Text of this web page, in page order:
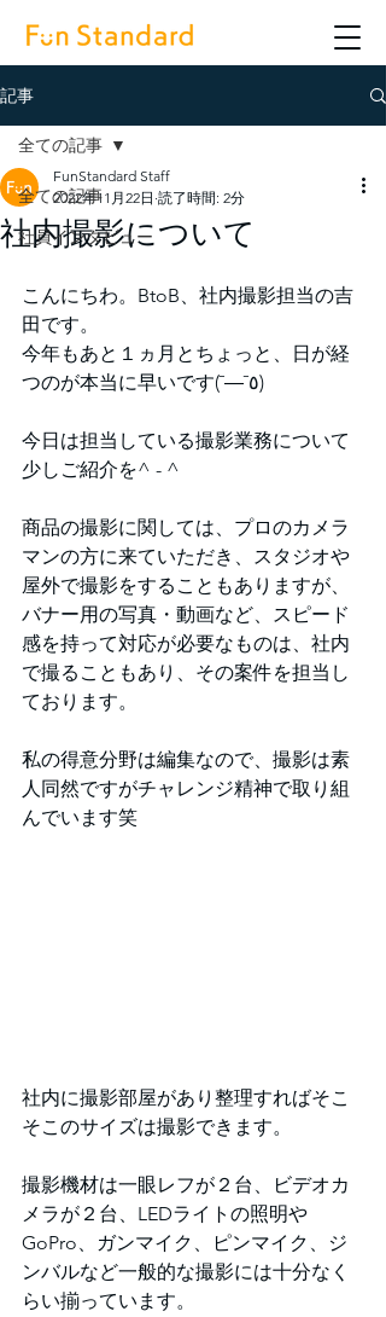
記事
全ての記事
社員インタビュー
全ての記事
社内撮影について
FunStandard Staff
2022年11月22日 読了時間: 2分
こんにちわ。BtoB、社内撮影担当の吉
田です。
今年もあと１ヵ月とちょっと、日が経
つのが本当に早いです(¯―¯٥)
今日は担当している撮影業務について
少しご紹介を^ - ^
商品の撮影に関しては、プロのカメラ
マンの方に来ていただき、スタジオや
屋外で撮影をすることもありますが、
バナー用の写真・動画など、スピード
感を持って対応が必要なものは、社内
で撮ることもあり、その案件を担当し
ております。
私の得意分野は編集なので、撮影は素
人同然ですがチャレンジ精神で取り組
んでいます笑
社内に撮影部屋があり整理すればそこ
そこのサイズは撮影できます。
撮影機材は一眼レフが２台、ビデオカ
メラが２台、LEDライトの照明や
GoPro、ガンマイク、ピンマイク、ジ
ンバルなど一般的な撮影には十分なく
らい揃っています。